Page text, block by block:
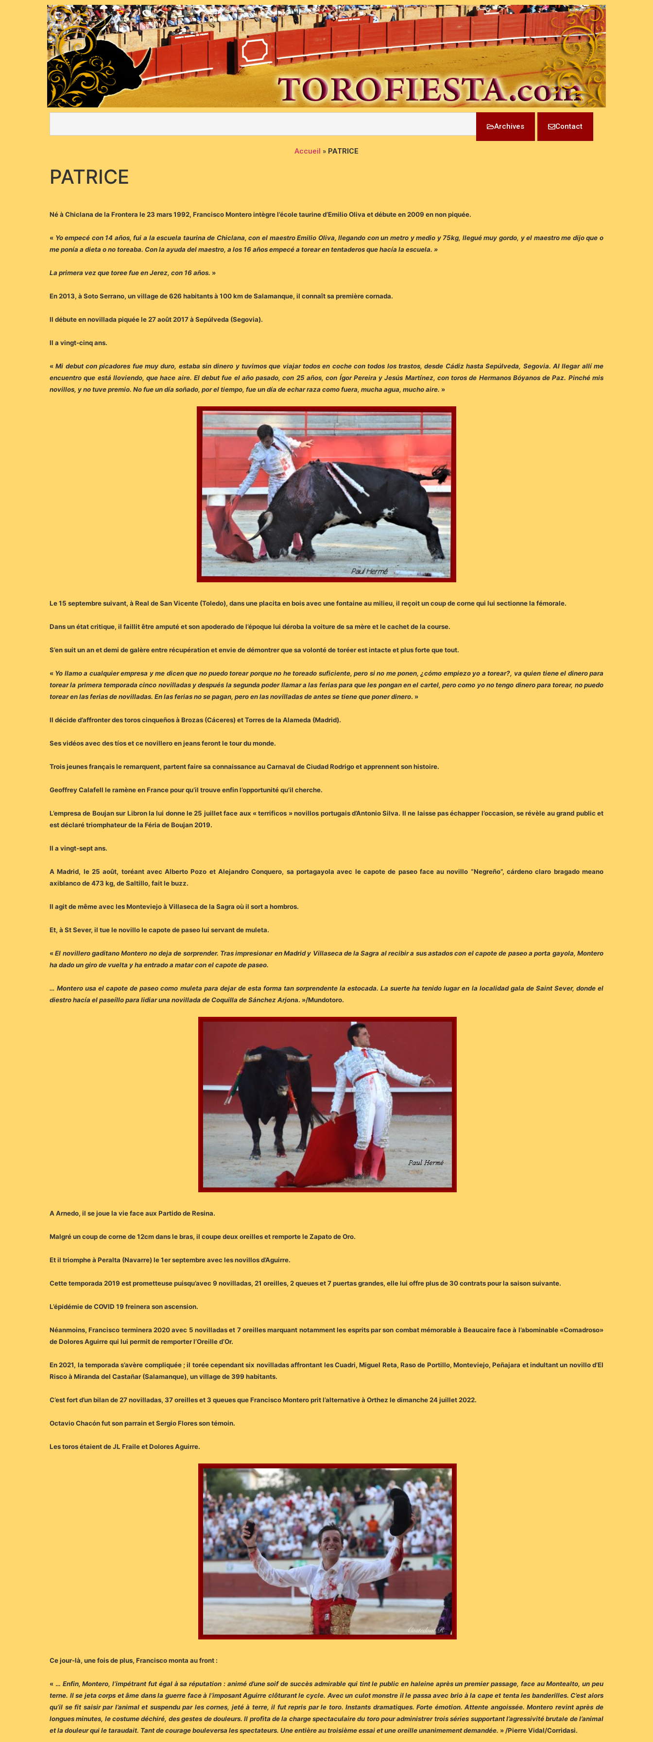
Archives Contact
Accueil » PATRICE
PATRICE
Né à Chiclana de la Frontera le 23 mars 1992, Francisco Montero intègre l’école taurine d’Emilio Oliva et débute en 2009 en non piquée.
« Yo empecé con 14 años, fui a la escuela taurina de Chiclana, con el maestro Emilio Oliva, llegando con un metro y medio y 75kg, llegué muy gordo, y el maestro me dijo que o
me ponía a dieta o no toreaba. Con la ayuda del maestro, a los 16 años empecé a torear en tentaderos que hacía la escuela. »
La primera vez que toree fue en Jerez, con 16 años. »
En 2013, à Soto Serrano, un village de 626 habitants à 100 km de Salamanque, il connaît sa première cornada.
Il débute en novillada piquée le 27 août 2017 à Sepúlveda (Segovia).
Il a vingt-cinq ans.
«Mi debut con picadores fue muy duro, estaba sin dinero y tuvimos que viajar todos en coche con todos los trastos, desde Cádiz hasta Sepúlveda, Segovia. Al llegar allí me
encuentro que está lloviendo, que hace aire. El debut fue el año pasado, con 25 años, con Ígor Pereira y Jesús Martínez, con toros de Hermanos Bóyanos de Paz. Pinché mis
novillos, y no tuve premio. No fue un día soñado, por el tiempo, fue un día de echar raza como fuera, mucha agua, mucho aire. »
Le 15 septembre suivant, à Real de San Vicente (Toledo), dans une placita en bois avec une fontaine au milieu, il reçoit un coup de corne qui lui sectionne la fémorale.
Dans un état critique, il faillit être amputé et son apoderado de l’époque lui déroba la voiture de sa mère et le cachet de la course.
S’en suit un an et demi de galère entre récupération et envie de démontrer que sa volonté de toréer est intacte et plus forte que tout.
« Yo llamo a cualquier empresa y me dicen que no puedo torear porque no he toreado suficiente, pero si no me ponen, ¿cómo empiezo yo a torear?, va quien tiene el dinero para
torear la primera temporada cinco novilladas y después la segunda poder llamar a las ferias para que les pongan en el cartel, pero como yo no tengo dinero para torear, no puedo
torear en las ferias de novilladas. En las ferias no se pagan, pero en las novilladas de antes se tiene que poner dinero. »
Il décide d’affronter des toros cinqueños à Brozas (Cáceres) et Torres de la Alameda (Madrid).
Ses vidéos avec des tíos et ce novillero en jeans feront le tour du monde.
Trois jeunes français le remarquent, partent faire sa connaissance au Carnaval de Ciudad Rodrigo et apprennent son histoire.
Geoffrey Calafell le ramène en France pour qu’il trouve enfin l’opportunité qu’il cherche.
L’empresa de Boujan sur Libron la lui donne le 25 juillet face aux « terrificos » novillos portugais d’Antonio Silva. Il ne laisse pas échapper l’occasion, se révèle au grand public et
est déclaré triomphateur de la Féria de Boujan 2019.
Il a vingt-sept ans.
A Madrid, le 25 août, toréant avec Alberto Pozo et Alejandro Conquero, sa portagayola avec le capote de paseo face au novillo “Negreño”, cárdeno claro bragado meano
axiblanco de 473 kg, de Saltillo, fait le buzz.
Il agit de même avec les Monteviejo à Villaseca de la Sagra où il sort a hombros.
Et, à St Sever, il tue le novillo le capote de paseo lui servant de muleta.
«El novillero gaditano Montero no deja de sorprender. Tras impresionar en Madrid y Villaseca de la Sagra al recibir a sus astados con el capote de paseo a porta gayola, Montero
ha dado un giro de vuelta y ha entrado a matar con el capote de paseo.
… Montero usa el capote de paseo como muleta para dejar de esta forma tan sorprendente la estocada. La suerte ha tenido lugar en la localidad gala de Saint Sever, donde el
diestro hacía el paseíllo para lidiar una novillada de Coquilla de Sánchez Arjona. »/Mundotoro.
A Arnedo, il se joue la vie face aux Partido de Resina.
Malgré un coup de corne de 12cm dans le bras, il coupe deux oreilles et remporte le Zapato de Oro.
Et il triomphe à Peralta (Navarre) le 1er septembre avec les novillos d’Aguirre.
Cette temporada 2019 est prometteuse puisqu’avec 9 novilladas, 21 oreilles, 2 queues et 7 puertas grandes, elle lui offre plus de 30 contrats pour la saison suivante.
L’épidémie de COVID 19 freinera son ascension.
Néanmoins, Francisco terminera 2020 avec 5 novilladas et 7 oreilles marquant notamment les esprits par son combat mémorable à Beaucaire face à l’abominable «Comadroso»
de Dolores Aguirre qui lui permit de remporter l’Oreille d’Or.
En 2021, la temporada s’avère compliquée ; il torée cependant six novilladas affrontant les Cuadri, Miguel Reta, Raso de Portillo, Monteviejo, Peñajara et indultant un novillo d’El
Risco à Miranda del Castañar (Salamanque), un village de 399 habitants.
C’est fort d’un bilan de 27 novilladas, 37 oreilles et 3 queues que Francisco Montero prit l’alternative à Orthez le dimanche 24 juillet 2022.
Octavio Chacón fut son parrain et Sergio Flores son témoin.
Les toros étaient de JL Fraile et Dolores Aguirre.
Ce jour-là, une fois de plus, Francisco monta au front :
« … Enfin, Montero, l’impétrant fut égal à sa réputation : animé d’une soif de succès admirable qui tint le public en haleine après un premier passage, face au Montealto, un peu
terne. Il se jeta corps et âme dans la guerre face à l’imposant Aguirre clôturant le cycle. Avec un culot monstre il le passa avec brio à la cape et tenta les banderilles. C’est alors
qu’il se fit saisir par l’animal et suspendu par les cornes, jeté à terre, il fut repris par le toro. Instants dramatiques. Forte émotion. Attente angoissée. Montero revint après de
longues minutes, le costume déchiré, des gestes de douleurs. Il profita de la charge spectaculaire du toro pour administrer trois séries supportant l’agressivité brutale de l’animal
et la douleur qui le taraudait. Tant de courage bouleversa les spectateurs. Une entière au troisième essai et une oreille unanimement demandée. » /Pierre Vidal/Corridasi.